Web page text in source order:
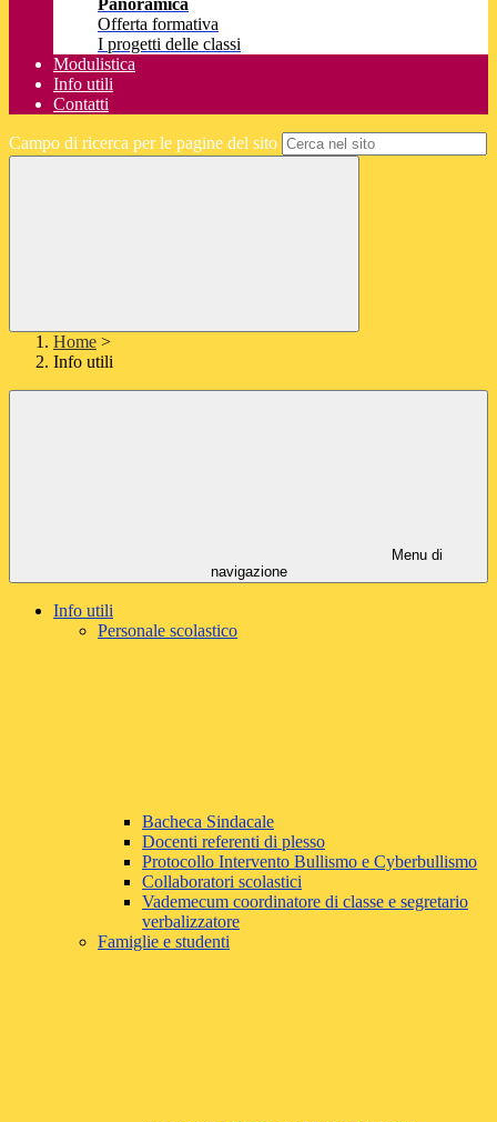
Panoramica
Offerta formativa
I progetti delle classi
Modulistica
Info utili
Contatti
Campo di ricerca per le pagine del sito
Home >
Info utili
Menu di
navigazione
Info utili
Personale scolastico
Bacheca Sindacale
Docenti referenti di plesso
Protocollo Intervento Bullismo e Cyberbullismo
Collaboratori scolastici
Vademecum coordinatore di classe e segretario
verbalizzatore
Famiglie e studenti